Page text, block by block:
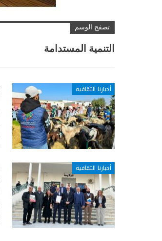
تصفح الوسم
التنمية المستدامة
أخبارنا الثقافية
أخبارنا الثقافية